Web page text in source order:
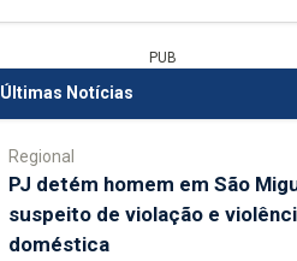
PUB
Últimas Notícias
Regional
PJ detém homem em São
suspeito de violação e
doméstica